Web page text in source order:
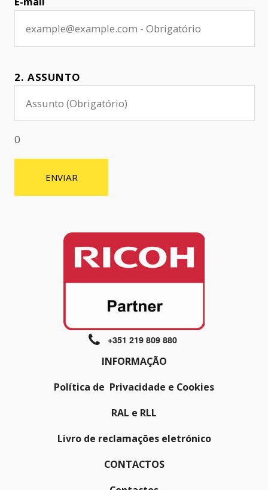
2. ASSUNTO
0
+351 219 809 880
INFORMAÇÃO
Política de Privacidade e Cookies
RAL e RLL
Livro de reclamações eletrónico
CONTACTOS